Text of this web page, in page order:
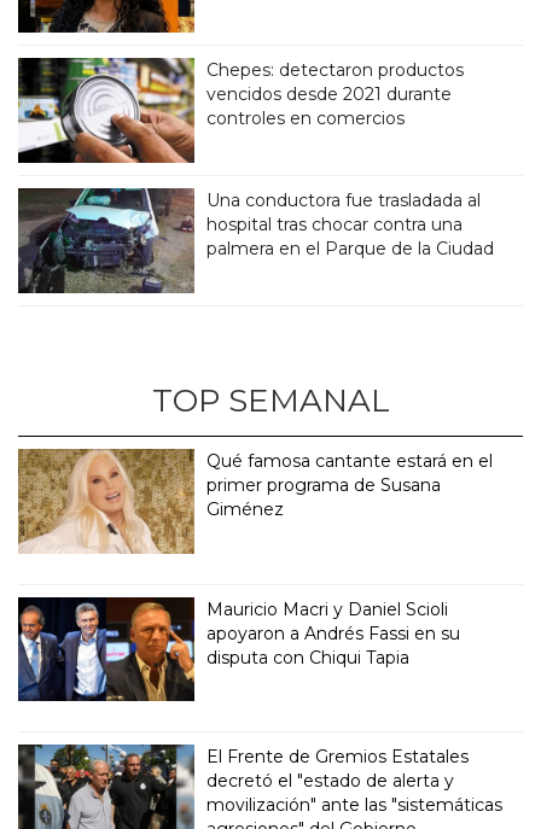
Chepes: detectaron productos
vencidos desde 2021 durante
controles en comercios
Una conductora fue trasladada al
hospital tras chocar contra una
palmera en el Parque de la Ciudad
TOP SEMANAL
Qué famosa cantante estará en el
primer programa de Susana
Giménez
Mauricio Macri y Daniel Scioli
apoyaron a Andrés Fassi en su
disputa con Chiqui Tapia
El Frente de Gremios Estatales
decretó el "estado de alerta y
movilización" ante las "sistemáticas